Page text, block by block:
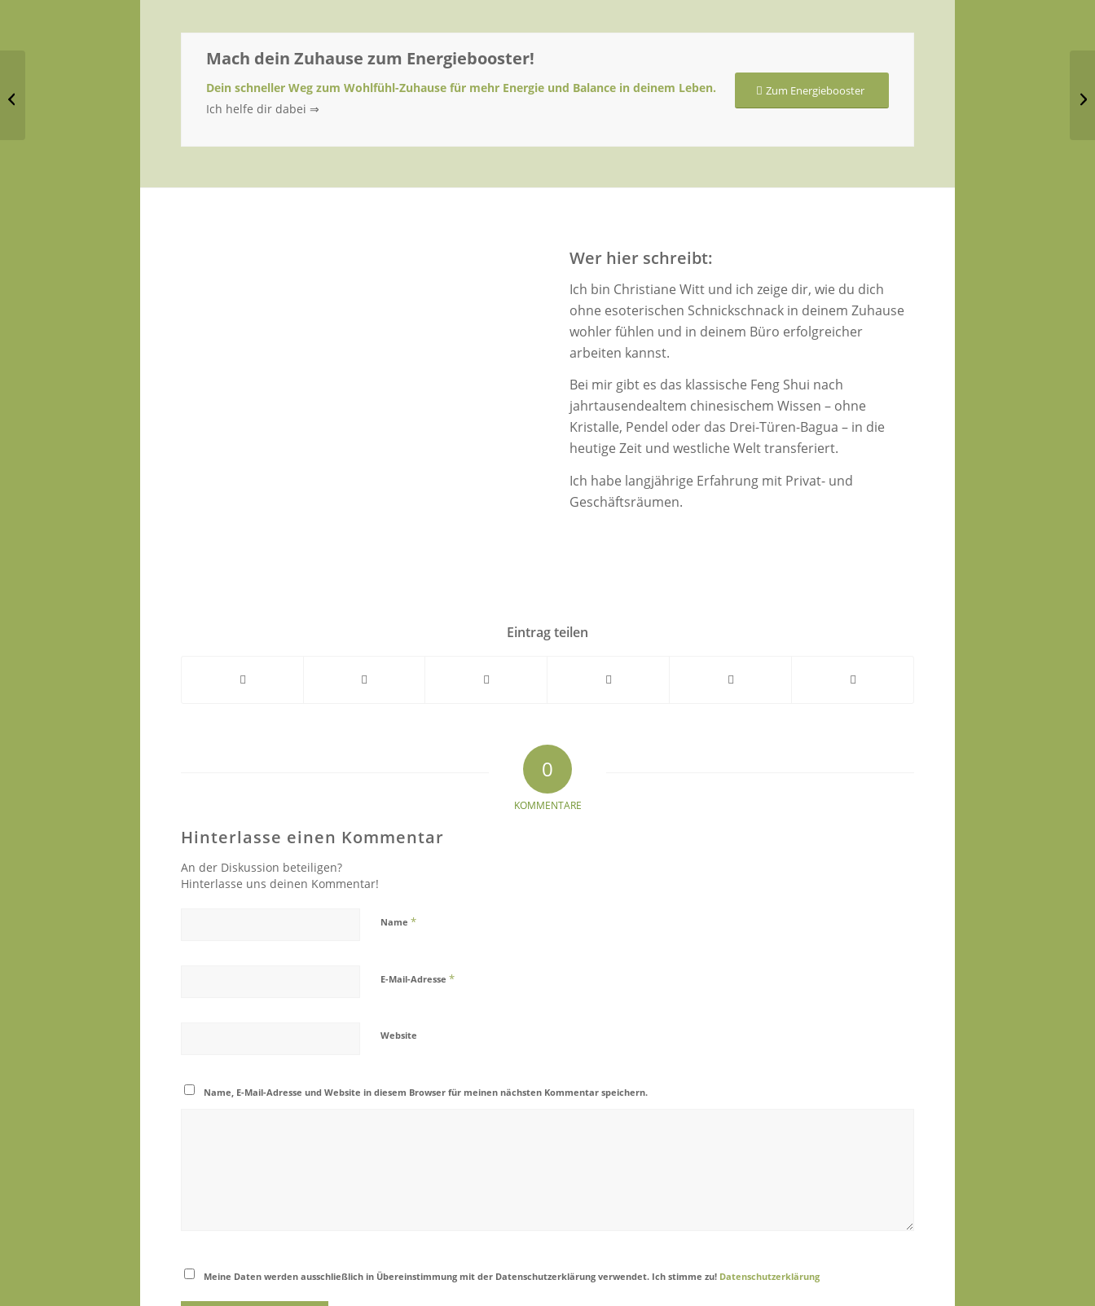
Mach dein Zuhause zum Energiebooster!
Dein schneller Weg zum Wohlfühl-Zuhause für mehr Energie und Balance in deinem Leben.
Ich helfe dir dabei ⇒
Zum Energiebooster
Wer hier schreibt:
Ich bin Christiane Witt und ich zeige dir, wie du dich
ohne esoterischen Schnickschnack in deinem Zuhause
wohler fühlen und in deinem Büro erfolgreicher
arbeiten kannst.
Bei mir gibt es das klassische Feng Shui nach
jahrtausendealtem chinesischem Wissen – ohne
Kristalle, Pendel oder das Drei-Türen-Bagua – in die
heutige Zeit und westliche Welt transferiert.
Ich habe langjährige Erfahrung mit Privat- und
Geschäftsräumen.
Eintrag teilen
0
KOMMENTARE
Hinterlasse einen Kommentar
An der Diskussion beteiligen?
Hinterlasse uns deinen Kommentar!
Name *
E-Mail-Adresse *
Website
Name, E-Mail-Adresse und Website in diesem Browser für meinen nächsten Kommentar speichern.
Meine Daten werden ausschließlich in Übereinstimmung mit der Datenschutzerklärung verwendet. Ich stimme zu! Datenschutzerklärung